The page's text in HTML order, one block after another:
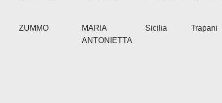
ZUMMO
MARIA
ANTONIETTA
Sicilia Trapani